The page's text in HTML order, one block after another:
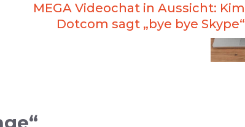
MEGA Videochat in Aussicht: Kim
Dotcom sagt „bye bye Skype“